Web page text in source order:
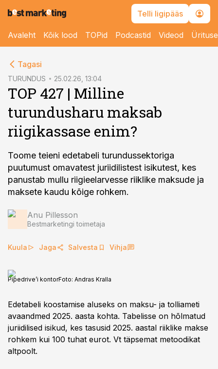
Telli ligipääs
Avaleht Kõik lood TOPid Podcastid Videod
Tagasi
TURUNDUS 25.02.26, 13:04
TOP 427 | Milline
turundusharu maksab
riigikassase enim?
Toome teieni edetabeli turundussektoriga
puutumust omavatest juriidilistest isikutest, kes
panustab mullu riigieelarvesse riiklike maksude ja
maksete kaudu kõige rohkem.
Anu Pillesson
Bestmarketingi toimetaja
Kuula Jaga Salvesta Vihja
Pipedrive’i kontorFoto: Andras Kralla
Edetabeli koostamise aluseks on maksu- ja tolliameti
avaandmed 2025. aasta kohta. Tabelisse on hõlmatud
juriidilised isikud, kes tasusid 2025. aastal riiklike makse
rohkem kui 100 tuhat eurot. Vt täpsemat metoodikat
altpoolt.